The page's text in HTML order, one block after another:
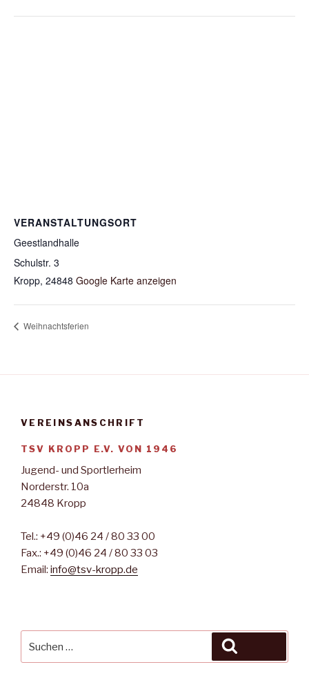
VERANSTALTUNGSORT
Geestlandhalle
Schulstr. 3
Kropp, 24848 Google Karte anzeigen
Weihnachtsferien
VEREINSANSCHRIFT
TSV KROPP E.V. VON 1946
Jugend- und Sportlerheim
Norderstr. 10a
24848 Kropp
Tel.: +49 (0)46 24 / 80 33 00
Fax.: +49 (0)46 24 / 80 33 03
Email: info@tsv-kropp.de
nach: